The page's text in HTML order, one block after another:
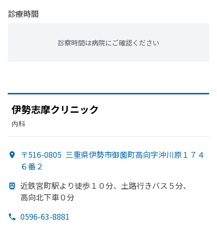
診療時間
診察時間は病院にご確認ください
伊勢志摩クリニック
内科
〒516-0805 三重県伊勢市御薗町高向字沖川原１７４
６番２
近鉄宮町駅より徒歩１０分、 土路行きバス５分、
高向北下車０分
0596-63-8881